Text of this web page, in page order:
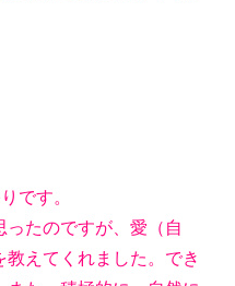
です。
たのですが、愛（自
えてくれました。でき